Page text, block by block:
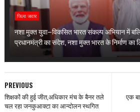
जिला जवार
नशा मुक्त युवा–विकसित भारत संकल्प अभियान में
प्रधानमंत्री का संदेश, नशा मुक्त भारत के निर्माण का
एक
PREVIOUS
शिक्षकों की हुई जीत,अधिकार मंच के बैनर तले
चल रहा जनकुआक्टा का आन्दोलन स्थगित